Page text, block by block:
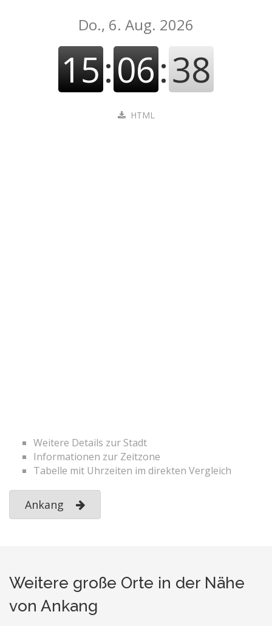
Do., 6. Aug. 2026
15:06:38
HTML
Weitere Details zur Stadt
Informationen zur Zeitzone
Tabelle mit Uhrzeiten im direkten Vergleich
Ankang
Weitere große Orte in der Nähe
von Ankang